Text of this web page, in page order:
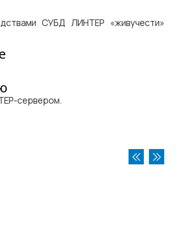
СУБД ЛИНТЕР «живучести»
сервером.